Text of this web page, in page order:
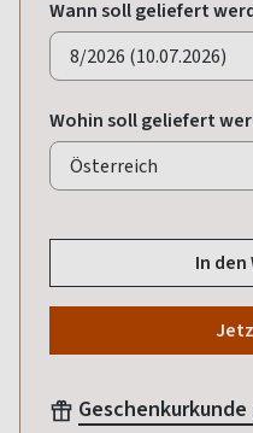
Wann soll geliefert
Wohin soll geliefert
In